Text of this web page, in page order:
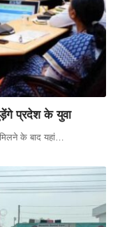
प्रदेश के युवा
के बाद यहां…